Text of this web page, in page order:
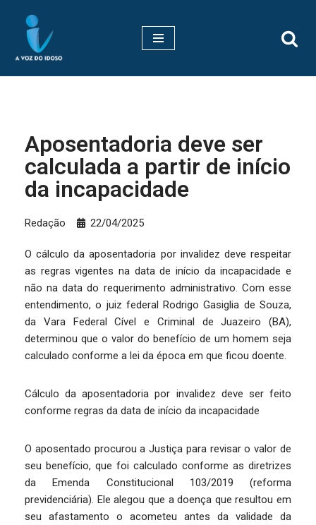
Pular
para
Aposentadoria deve ser
calculada a partir de início
da incapacidade
Redação 22/04/2025
O cálculo da aposentadoria por invalidez deve respeitar
as regras vigentes na data de início da incapacidade e
não na data do requerimento administrativo. Com esse
entendimento, o juiz federal Rodrigo Gasiglia de Souza,
da Vara Federal Cível e Criminal de Juazeiro (BA),
determinou que o valor do benefício de um homem seja
calculado conforme a lei da época em que ficou doente.
Cálculo da aposentadoria por invalidez deve ser feito
conforme regras da data de início da incapacidade
O aposentado procurou a Justiça para revisar o valor de
seu benefício, que foi calculado conforme as diretrizes
da Emenda Constitucional 103/2019 (reforma
previdenciária). Ele alegou que a doença que resultou em
seu afastamento o acometeu antes da validade da